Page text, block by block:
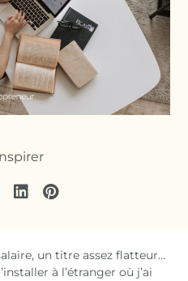
un titre assez flatteur…
à l’étranger où j’ai